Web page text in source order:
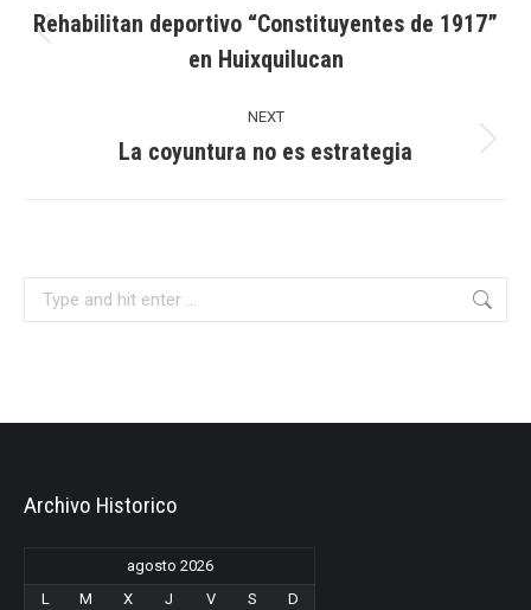
Previous
post:
Rehabilitan deportivo “Constituyentes de 1917”
en Huixquilucan
NEXT
Next
La coyuntura no es estrategia
Archivo Historico
agosto 2026
L
M X J V S
D